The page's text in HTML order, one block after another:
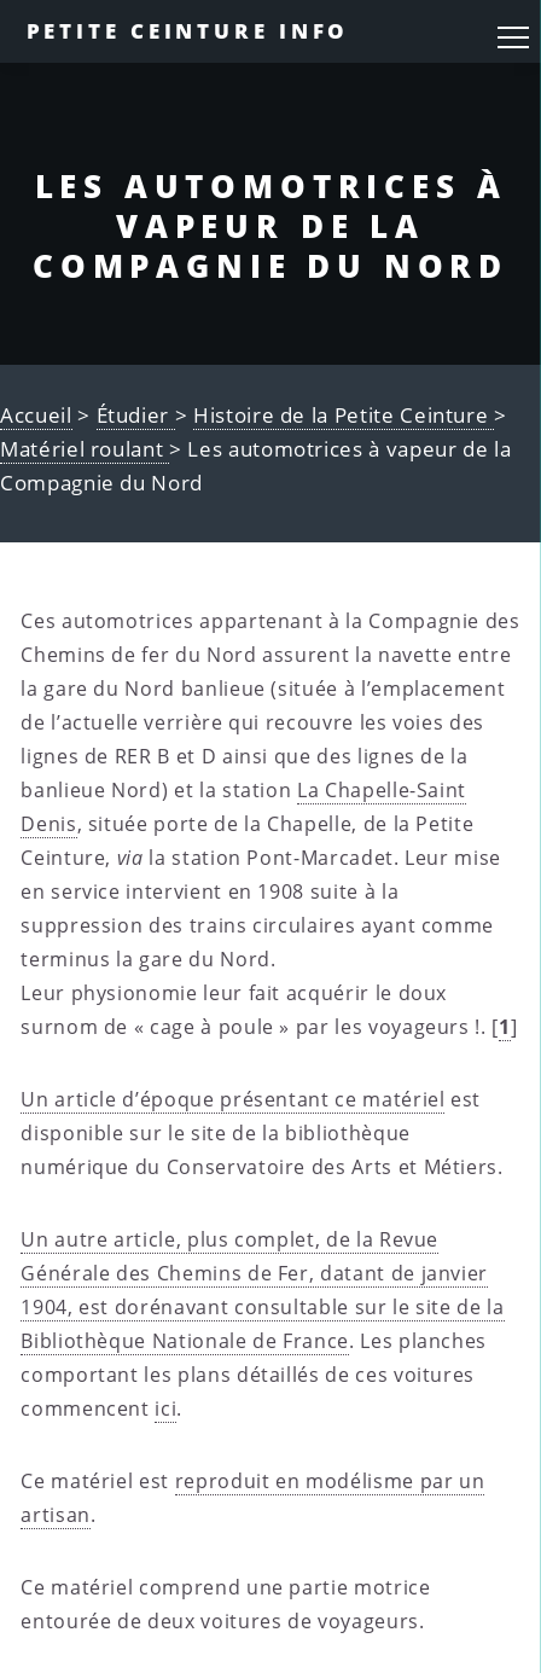
PETITE CEINTURE INFO
LES AUTOMOTRICES À
VAPEUR DE LA
COMPAGNIE DU NORD
Accueil > Étudier > Histoire de la Petite Ceinture>
Matériel roulant> Les automotrices à vapeur de la
Compagnie du Nord
Ces automotrices appartenant à la Compagnie des
Chemins de fer du Nord assurent la navette entre
la gare du Nord banlieue (située à l’emplacement
de l’actuelle verrière qui recouvre les voies des
lignes de RER B et D ainsi que des lignes de la
banlieue Nord) et la station La Chapelle-Saint
Denis, située porte de la Chapelle, de la Petite
Ceinture, via la station Pont-Marcadet. Leur mise
en service intervient en 1908 suite à la
suppression des trains circulaires ayant comme
terminus la gare du Nord.
Leur physionomie leur fait acquérir le doux
surnom de « cage à poule » par les voyageurs !. [1]
Un article d’époque présentant ce matériel est
disponible sur le site de la bibliothèque
numérique du Conservatoire des Arts et Métiers.
Un autre article, plus complet, de la Revue
Générale des Chemins de Fer, datant de janvier
1904, est dorénavant consultable sur le site de la
Bibliothèque Nationale de France. Les planches
comportant les plans détaillés de ces voitures
commencent ici.
Ce matériel est reproduit en modélisme par un
artisan.
Ce matériel comprend une partie motrice
entourée de deux voitures de voyageurs.